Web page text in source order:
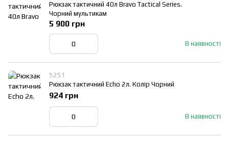
Рюкзак тактичний 40л Bravo Tactical Series.
Чорний мультикам
В наявності
5 900 грн
5251
Рюкзак тактичний Echo 2л. Колір Чорний
В наявності
924 грн